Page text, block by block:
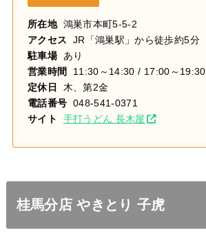
所在地鴻巣市本町5-5-2
アクセス JR「鴻巣駅」から徒歩約5分
駐車場あり
営業時間
11:30～14:30 / 17:00～19:30
定休日
木、第2金
電話番号 048-541-0371
サイト
手打うどん 長木屋
桂馬分店 やきとり 子虎